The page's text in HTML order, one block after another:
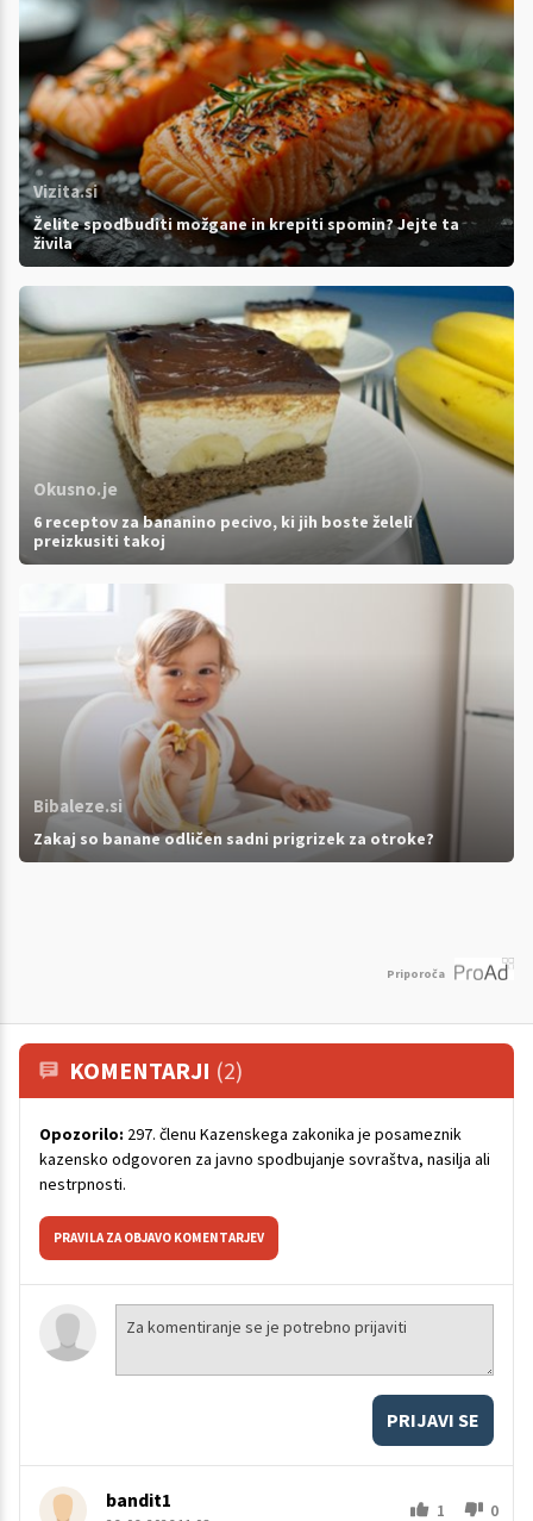
Vizita.si
Želite spodbuditi možgane in krepiti spomin? Jejte ta
živila
Okusno.je
6 receptov za bananino pecivo, ki jih boste želeli
preizkusiti takoj
Bibaleze.si
Zakaj so banane odličen sadni prigrizek za otroke?
Priporoča
KOMENTARJI (2)
Opozorilo: 297. členu Kazenskega zakonika je posameznik
kazensko odgovoren za javno spodbujanje sovraštva, nasilja ali
nestrpnosti.
PRAVILA ZA OBJAVO KOMENTARJEV
PRIJAVI SE
bandit1 1 0